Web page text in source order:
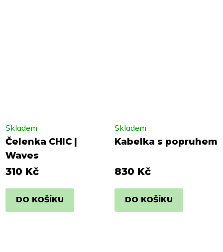
Čelenka CHIC |
Waves
Skladem
310 Kč
DO KOŠÍKU
Kabelka s popruhem
Skladem
830 Kč
DO KOŠÍKU